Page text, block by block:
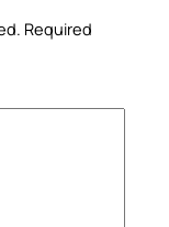
Required